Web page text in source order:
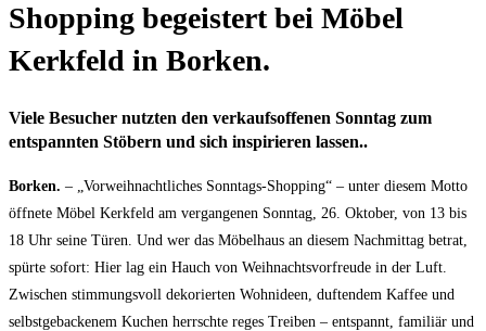
Shopping begeistert bei Möbel
Kerkfeld in Borken.
Viele Besucher nutzten den verkaufsoffenen Sonntag zum
entspannten Stöbern und sich inspirieren lassen..
Borken. – „Vorweihnachtliches Sonntags-Shopping“ – unter diesem Motto
öffnete Möbel Kerkfeld am vergangenen Sonntag, 26. Oktober, von 13 bis
18 Uhr seine Türen. Und wer das Möbelhaus an diesem Nachmittag betrat,
spürte sofort: Hier lag ein Hauch von Weihnachtsvorfreude in der Luft.
Zwischen stimmungsvoll dekorierten Wohnideen, duftendem Kaffee und
selbstgebackenem Kuchen herrschte reges Treiben – entspannt, familiär und